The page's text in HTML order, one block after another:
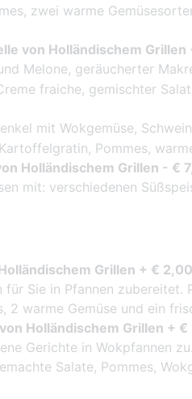
zwei warme
von Holländischem Grillen
Melone, geräucherter
fraiche, gemischter
mit Wokgemüse,
Pommes,
Holländischem Grillen - €
mit: verschiedenen
Grillen + €
Sie in Pfannen zubereitet.
2 warme Gemüse und ein
Holländischem Grillen + €
Gerichte in Wokpfannen
Salate, Pommes,